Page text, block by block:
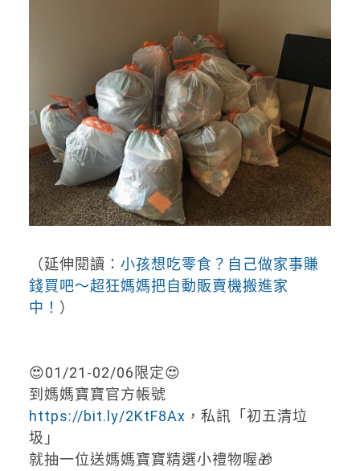
（延伸閱讀： 小孩想吃零食？自己做家事賺
錢買吧～超狂媽媽把自動販賣機搬進家
中！ ）
😍01/21-02/06限定😍
到媽媽寶寶官方帳號
https://bit.ly/2KtF8Ax ，私訊「初五清垃
圾」
就抽一位送媽媽寶寶精選小禮物喔🎁